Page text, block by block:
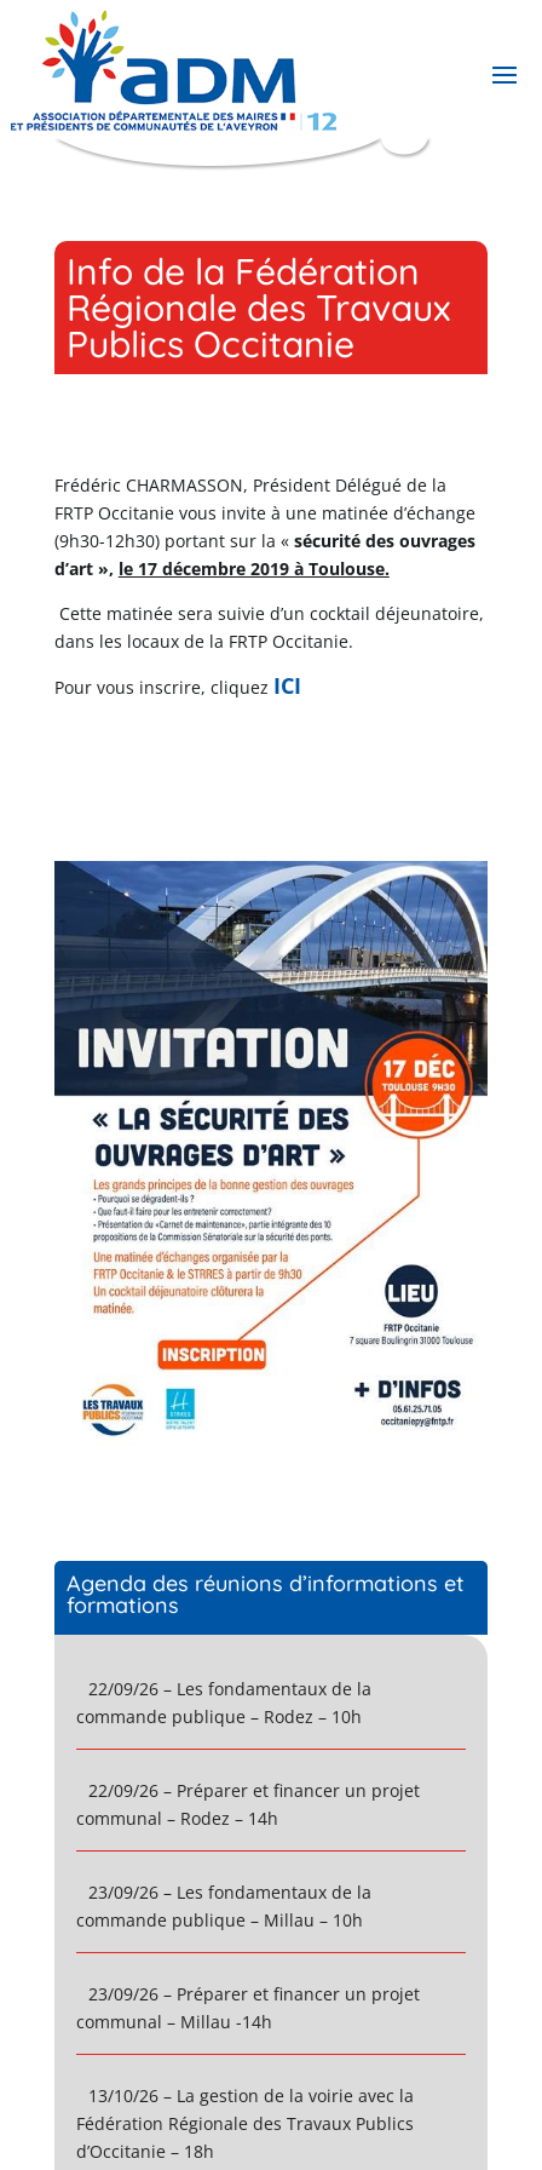
Info de la Fédération
Régionale des Travaux
Publics Occitanie
Frédéric CHARMASSON, Président Délégué de la
FRTP Occitanie vous invite à une matinée d’échange
(9h30-12h30) portant sur la « sécurité des ouvrages
d’art », le 17 décembre 2019 à Toulouse.
Cette matinée sera suivie d’un cocktail déjeunatoire,
dans les locaux de la FRTP Occitanie.
Pour vous inscrire, cliquez ICI
Agenda des réunions d’informations et
formations
22/09/26 – Les fondamentaux de la
commande publique – Rodez – 10h
22/09/26 – Préparer et financer un projet
communal – Rodez – 14h
23/09/26 – Les fondamentaux de la
commande publique – Millau – 10h
23/09/26 – Préparer et financer un projet
communal – Millau -14h
13/10/26 – La gestion de la voirie avec la
Fédération Régionale des Travaux Publics
d’Occitanie – 18h